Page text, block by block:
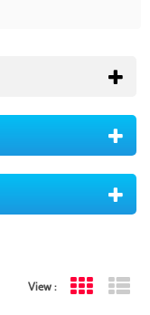
View : Grid View